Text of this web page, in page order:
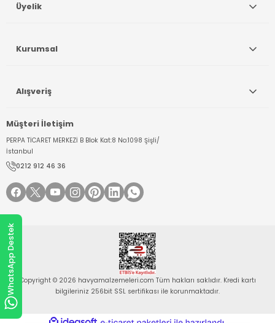
Müşteri İletişim
PERPA TİCARET MERKEZİ B Blok Kat:8 No:1098 Şişli/
İstanbul
0212 912 46 36
Üyelik
Kurumsal
Alışveriş
Copyright © 2026 havyamalzemeleri.com Tüm hakları saklıdır. Kredi kartı
bilgileriniz 256bit SSL sertifikası ile korunmaktadır.
WhatsApp Destek
ideasoft